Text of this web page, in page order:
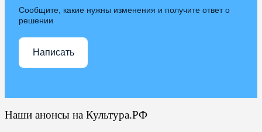
Сообщите, какие нужны изменения и получите ответ о
решении
Написать
Наши анонсы на Культура.РФ